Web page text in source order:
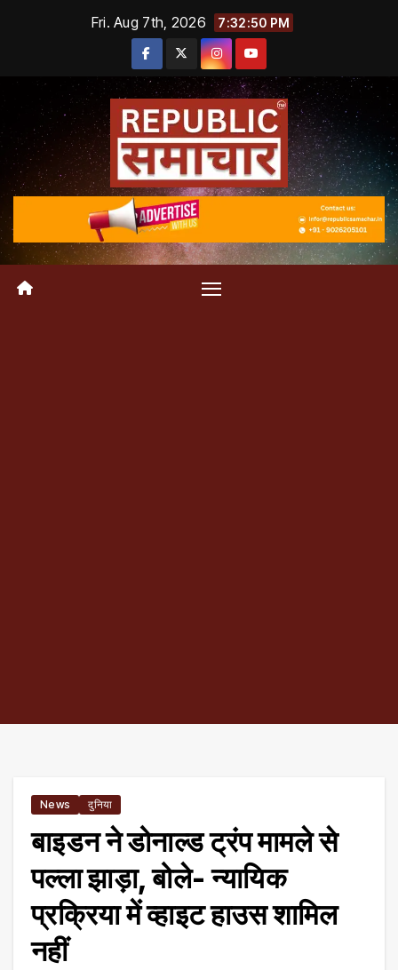
Fri. Aug 7th, 2026 7:32:51 PM
News दुनिया
बाइडन ने डोनाल्ड ट्रंप मामले से
पल्ला झाड़ा, बोले- न्यायिक
प्रक्रिया में व्हाइट हाउस शामिल
नहीं